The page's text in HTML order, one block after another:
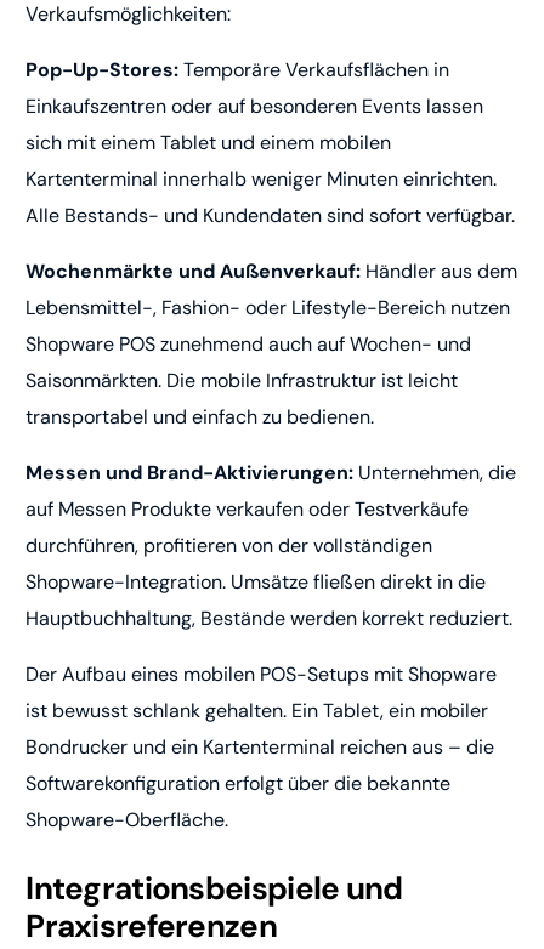
Verkaufsmöglichkeiten:
Pop-Up-Stores:Temporäre Verkaufsflächen in
Einkaufszentren oder auf besonderen Events lassen
sich mit einem Tablet und einem mobilen
Kartenterminal innerhalb weniger Minuten einrichten.
Alle Bestands- und Kundendaten sind sofort verfügbar.
Wochenmärkte und Außenverkauf: Händler aus dem
Lebensmittel-, Fashion- oder Lifestyle-Bereich nutzen
Shopware POS zunehmend auch auf Wochen- und
Saisonmärkten. Die mobile Infrastruktur ist leicht
transportabel und einfach zu bedienen.
Messen und Brand-Aktivierungen: Unternehmen, die
auf Messen Produkte verkaufen oder Testverkäufe
durchführen, profitieren von der vollständigen
Shopware-Integration. Umsätze fließen direkt in die
Hauptbuchhaltung, Bestände werden korrekt reduziert.
Der Aufbau eines mobilen POS-Setups mit Shopware
ist bewusst schlank gehalten. Ein Tablet, ein mobiler
Bondrucker und ein Kartenterminal reichen aus – die
Softwarekonfiguration erfolgt über die bekannte
Shopware-Oberfläche.
Integrationsbeispiele und
Praxisreferenzen